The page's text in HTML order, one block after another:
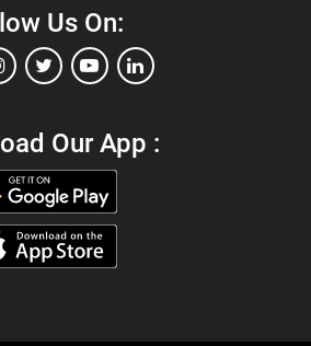
Us On:
Our App :